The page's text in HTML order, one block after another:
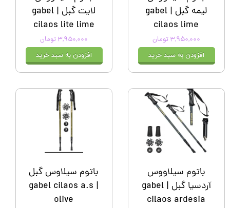
لیمه گبل | gabel
cilaos lime
۳,۹۵۰,۰۰۰ تومان
افزودن به سبد خرید
لایت گبل | gabel
cilaos lite lime
۳,۹۵۰,۰۰۰ تومان
افزودن به سبد خرید
باتوم سیلاووس
آردسیا گبل | gabel
cilaos ardesia
باتوم سیلاوس گبل
| gabel cilaos a.s
olive